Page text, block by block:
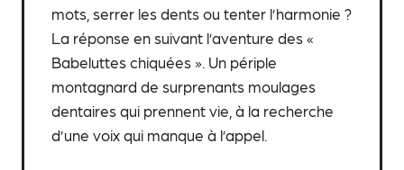
mots, serrer les dents ou tenter l’harmonie ?
La réponse en suivant l’aventure des «
Babeluttes chiquées ». Un périple
montagnard de surprenants moulages
dentaires qui prennent vie, à la recherche
d’une voix qui manque à l’appel.